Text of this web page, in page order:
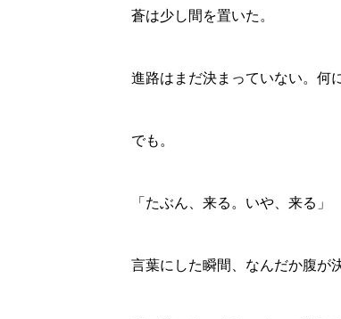
蒼は少し間を置いた。
進路はまだ決まっていない。何
でも。
「たぶん、来る。いや、来る」
言葉にした瞬間、なんだか腹が